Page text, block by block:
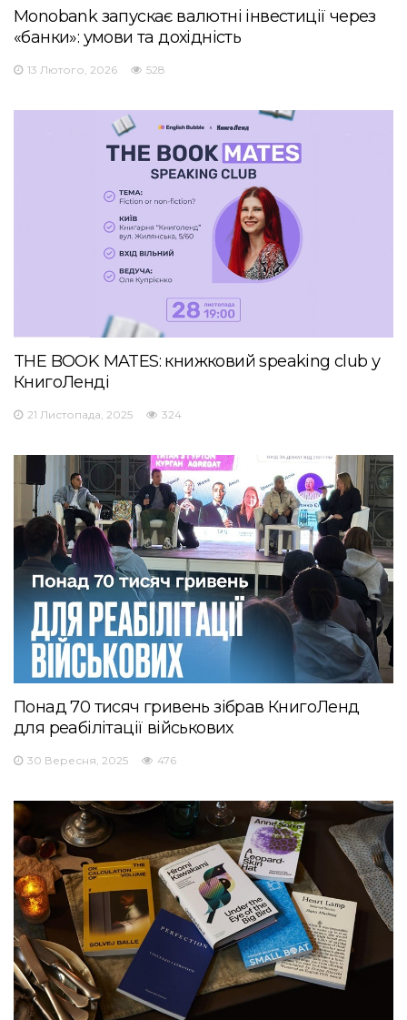
Monobank запускає валютні інвестиції через
«банки»: умови та дохідність
13 Лютого, 2026 528
THE BOOK MATES: книжковий speaking club у
КнигоЛенді
21 Листопада, 2025 324
Понад 70 тисяч гривень зібрав КнигоЛенд
для реабілітації військових
30 Вересня, 2025 476